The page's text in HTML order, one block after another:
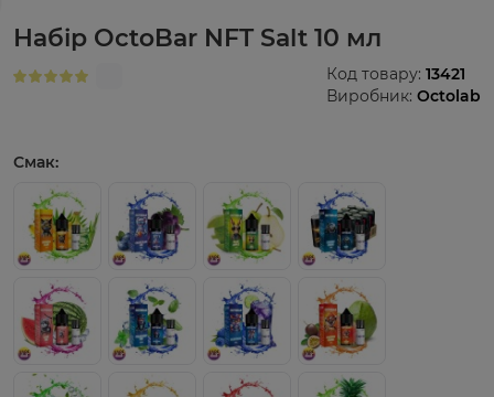
Набір OctoBar NFT Salt 10 мл
Виробник: Octolab
Код товару: 13421
Смак: